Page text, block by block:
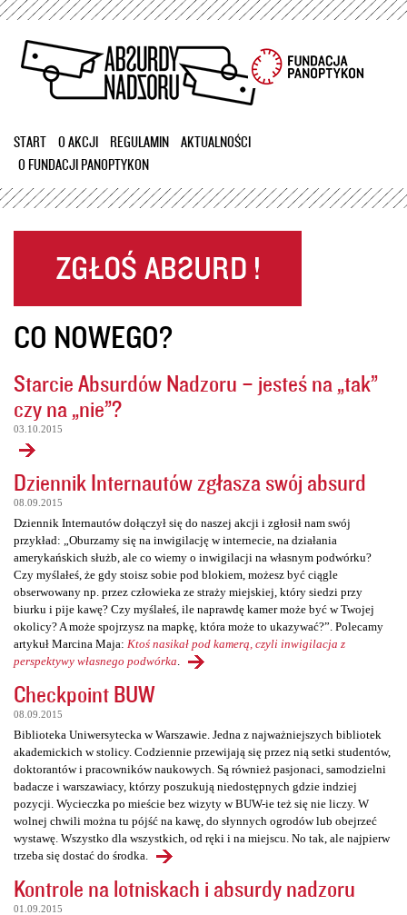
Przejdź
treści
START O AKCJI REGULAMIN
AKTUALNOŚCI
O FUNDACJI PANOPTYKON
CO NOWEGO?
Starcie Absurdów Nadzoru – jesteś na „tak”
czy na „nie”?
03.10.2015
Dziennik Internautów zgłasza swój absurd
08.09.2015
Dziennik Internautów dołączył się do naszej akcji i zgłosił nam swój
przykład: „Oburzamy się na inwigilację w internecie, na działania
amerykańskich służb, ale co wiemy o inwigilacji na własnym podwórku?
Czy myślałeś, że gdy stoisz sobie pod blokiem, możesz być ciągle
obserwowany np. przez człowieka ze straży miejskiej, który siedzi przy
biurku i pije kawę? Czy myślałeś, ile naprawdę kamer może być w Twojej
okolicy? A może spojrzysz na mapkę, która może to ukazywać?”. Polecamy
artykuł Marcina Maja: Ktoś nasikał pod kamerą, czyli inwigilacja z
perspektywy własnego podwórka
Checkpoint BUW
08.09.2015
Biblioteka Uniwersytecka w Warszawie. Jedna z najważniejszych bibliotek
akademickich w stolicy. Codziennie przewijają się przez nią setki studentów,
doktorantów i pracowników naukowych. Są również pasjonaci, samodzielni
badacze i warszawiacy, którzy poszukują niedostępnych gdzie indziej
pozycji. Wycieczka po mieście bez wizyty w BUW-ie też się nie liczy. W
wolnej chwili można tu pójść na kawę, do słynnych ogrodów lub obejrzeć
wystawę. Wszystko dla wszystkich, od ręki i na miejscu. No tak, ale najpierw
trzeba się dostać do środka.
Kontrole na lotniskach i absurdy nadzoru
01.09.2015